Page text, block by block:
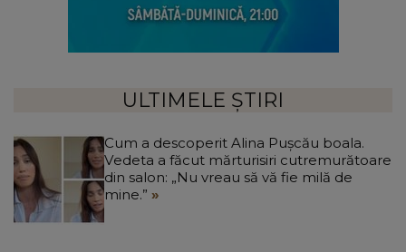
ULTIMELE ȘTIRI
Cum a descoperit Alina Pușcău boala.
Vedeta a făcut mărturisiri cutremurătoare
din salon: „Nu vreau să vă fie milă de
mine.”